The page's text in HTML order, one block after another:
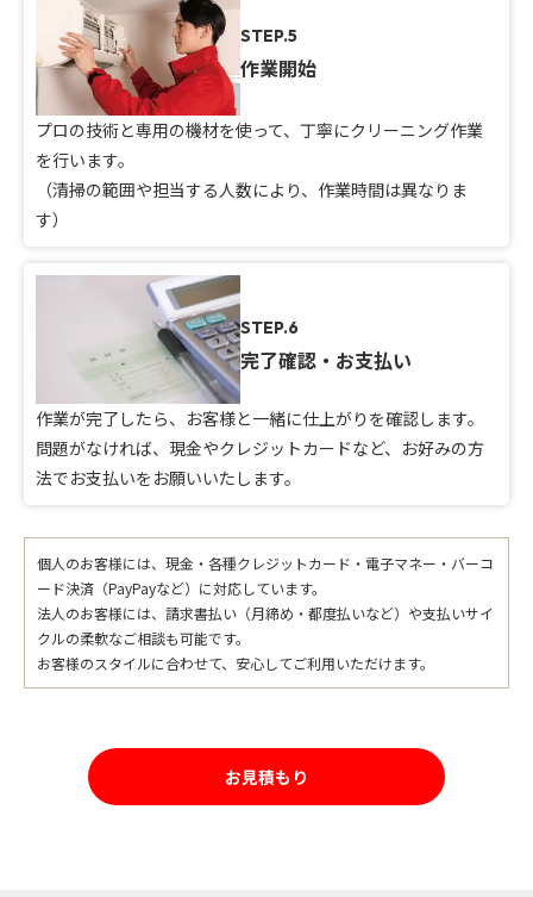
STEP.5
作業開始
プロの技術と専用の機材を使って、丁寧にクリーニング作業
を行います。
（清掃の範囲や担当する人数により、作業時間は異なりま
す）
STEP.6
完了確認・お支払い
作業が完了したら、お客様と一緒に仕上がりを確認します。
問題がなければ、現金やクレジットカードなど、お好みの方
法でお支払いをお願いいたします。
個人のお客様には、現金・各種クレジットカード・電子マネー・バーコ
ード決済（PayPayなど）に対応しています。
法人のお客様には、請求書払い（月締め・都度払いなど）や支払いサイ
クルの柔軟なご相談も可能です。
お客様のスタイルに合わせて、安心してご利用いただけます。
お見積もり